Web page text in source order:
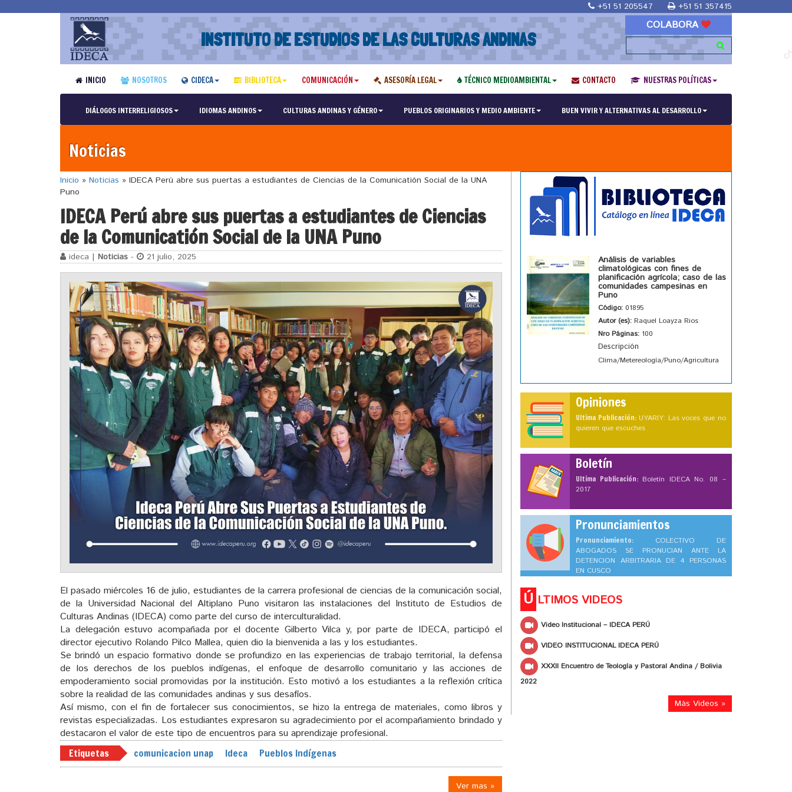
+51 51 205547 +51 51 357415
INSTITUTO DE ESTUDIOS DE LAS CULTURAS ANDINAS
COLABORA
INICIO NOSOTROS CIDECA BIBLIOTECA COMUNICACIÓN ASESORÍA LEGAL TÉCNICO MEDIOAMBIENTAL CONTACTO NUESTRAS POLÍTICAS
DIÁLOGOS INTERRELIGIOSOS IDIOMAS ANDINOS CULTURAS ANDINAS Y GÉNERO PUEBLOS ORIGINARIOS Y MEDIO AMBIENTE BUEN VIVIR Y ALTERNATIVAS AL DESARROLLO
Noticias
Inicio » Noticias » IDECA Perú abre sus puertas a estudiantes de Ciencias de la Comunicatión Social de la UNA
Puno
IDECA Perú abre sus puertas a estudiantes de Ciencias
de la Comunicatión Social de la UNA Puno
ideca | Noticias - 21 julio, 2025
El pasado miércoles 16 de julio, estudiantes de la carrera profesional de ciencias de la comunicación social,
de la Universidad Nacional del Altiplano Puno visitaron las instalaciones del Instituto de Estudios de
Culturas Andinas (IDECA) como parte del curso de interculturalidad.
La delegación estuvo acompañada por el docente Gilberto Vilca y, por parte de IDECA, participó el
director ejecutivo Rolando Pilco Mallea, quien dio la bienvenida a las y los estudiantes.
Se brindó un espacio formativo donde se profundizo en las experiencias de trabajo territorial, la defensa
de los derechos de los pueblos indígenas, el enfoque de desarrollo comunitario y las acciones de
empoderamiento social promovidas por la institución. Esto motivó a los estudiantes a la reflexión crítica
sobre la realidad de las comunidades andinas y sus desafíos.
Así mismo, con el fin de fortalecer sus conocimientos, se hizo la entrega de materiales, como libros y
revistas especializadas. Los estudiantes expresaron su agradecimiento por el acompañamiento brindado y
destacaron el valor de este tipo de encuentros para su aprendizaje profesional.
Etiquetas comunicacion unap Ideca Pueblos Indígenas
Ver mas »
Análisis de variables
climatológicas con fines de
planificación agrícola; caso de las
comunidades campesinas en
Puno
Código: 01895
Autor (es): Raquel Loayza Rios
Nro Páginas: 100
Descripción
Clima/Metereología/Puno/Agricultura
Opiniones
Ultima Publicación: UYARIY: Las voces que no
quieren que escuches
Boletín
Ultima Publicación: Boletín IDECA No. 08 –
2017
Pronunciamientos
Pronunciamiento: COLECTIVO DE
ABOGADOS SE PRONUCIAN ANTE LA
DETENCION ARBITRARIA DE 4 PERSONAS
EN CUSCO
Ú LTIMOS VIDEOS
Video Institucional – IDECA PERÚ
VIDEO INSTITUCIONAL IDECA PERÚ
XXXII Encuentro de Teología y Pastoral Andina / Bolivia
2022
Más Videos »